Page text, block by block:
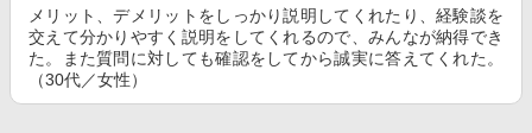
メリット、デメリットをしっかり説明してくれたり、経験談を
交えて分かりやすく説明をしてくれるので、みんなが納得でき
た。また質問に対しても確認をしてから誠実に答えてくれた。
（30代／女性）